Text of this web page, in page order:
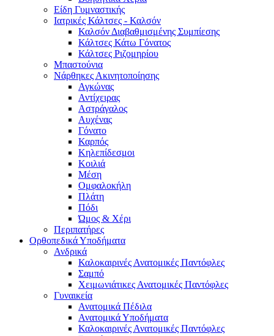
Είδη Γυμναστικής
Ιατρικές Κάλτσες - Καλσόν
Καλσόν Διαβαθμισμένης Συμπίεσης
Κάλτσες Κάτω Γόνατος
Κάλτσες Ριζομηρίου
Μπαστούνια
Νάρθηκες Ακινητοποίησης
Αγκώνας
Αντίχειρας
Αστράγαλος
Αυχένας
Γόνατο
Καρπός
Κηλεπίδεσμοι
Κοιλιά
Μέση
Ομφαλοκήλη
Πλάτη
Πόδι
Ώμος & Χέρι
Περιπατήρες
Ορθοπεδικά Υποδήματα
Ανδρικά
Καλοκαιρινές Ανατομικές Παντόφλες
Σαμπό
Χειμωνιάτικες Ανατομικές Παντόφλες
Γυναικεία
Ανατομικά Πέδιλα
Ανατομικά Υποδήματα
Καλοκαιρινές Ανατομικές Παντόφλες